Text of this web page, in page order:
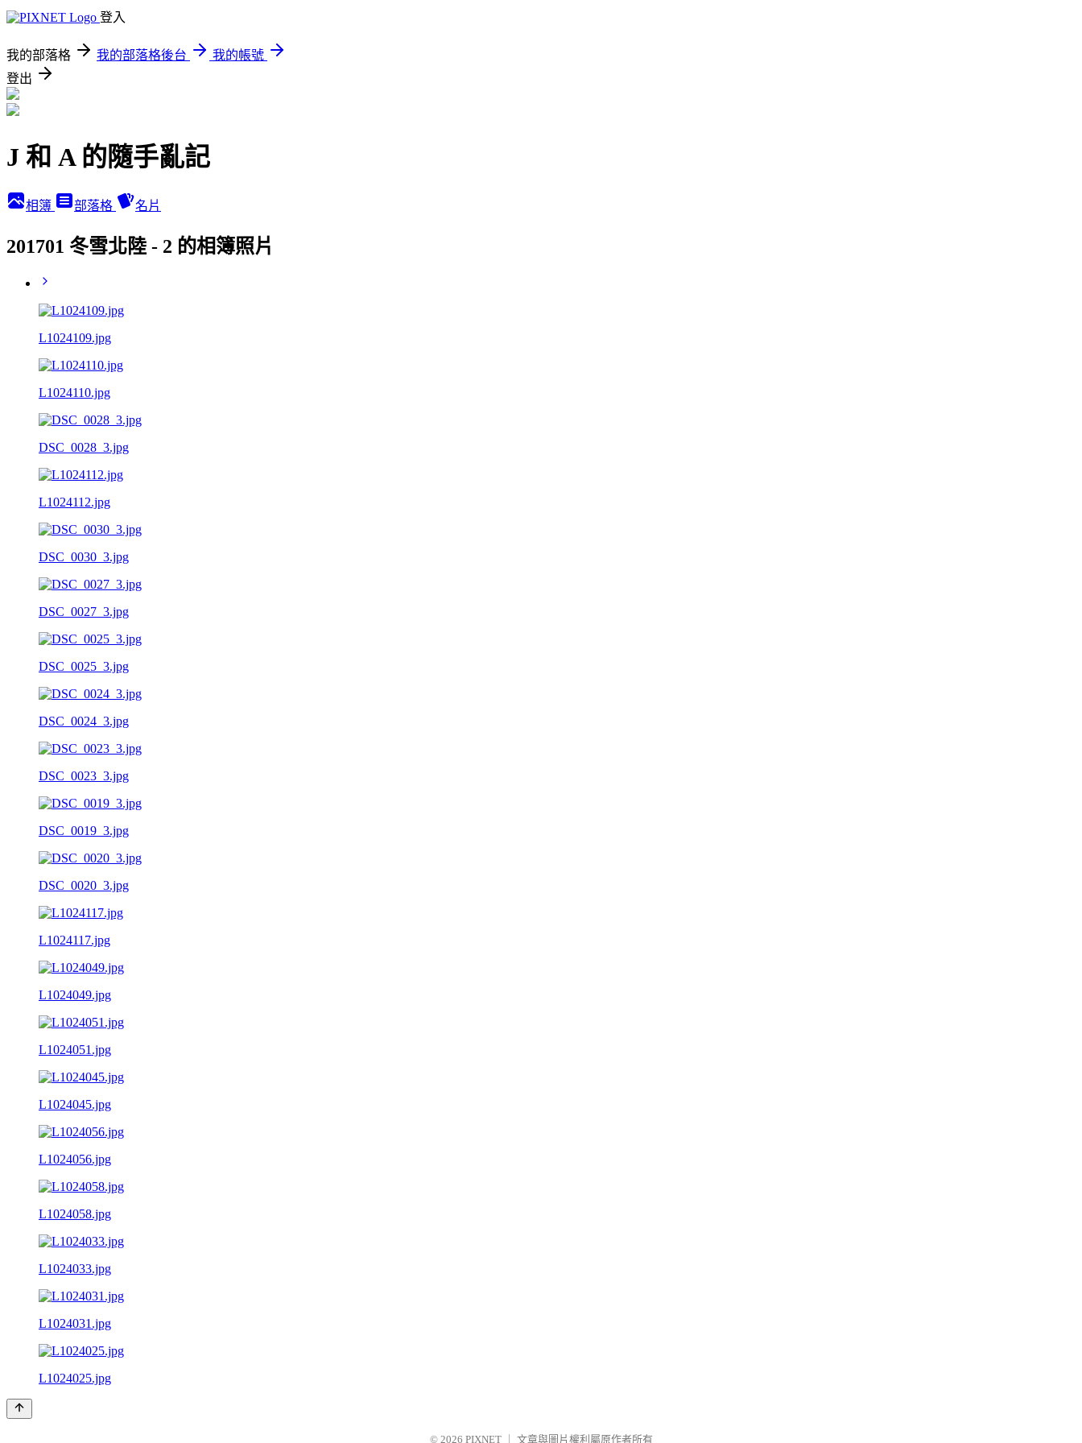
登入
我的部落格 我的部落格後台
我的帳號
登出
J 和 A 的隨手亂記
相簿 部落格 名片
201701 冬雪北陸 - 2 的相簿照片
L1024109.jpg
L1024110.jpg
DSC_0028_3.jpg
L1024112.jpg
DSC_0030_3.jpg
DSC_0027_3.jpg
DSC_0025_3.jpg
DSC_0024_3.jpg
DSC_0023_3.jpg
DSC_0019_3.jpg
DSC_0020_3.jpg
L1024117.jpg
L1024049.jpg
L1024051.jpg
L1024045.jpg
L1024056.jpg
L1024058.jpg
L1024033.jpg
L1024031.jpg
L1024025.jpg
© 2026 PIXNET 文章與圖片權利屬原作者所有